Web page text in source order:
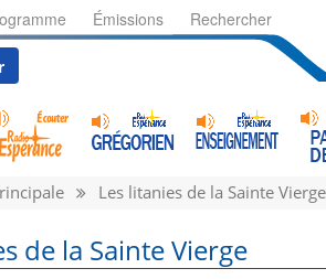
Émissions Rechercher
Les litanies de la Sainte Vierge
de la Sainte Vierge